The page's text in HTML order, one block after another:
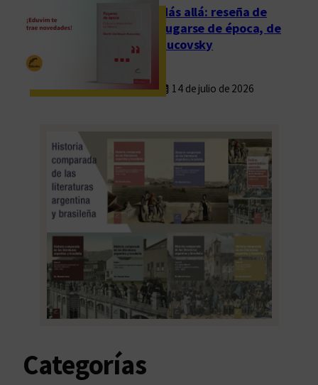
Más allá: reseña de
Fugarse de época, de
Rucovsky
14 de julio de 2026
Categorías